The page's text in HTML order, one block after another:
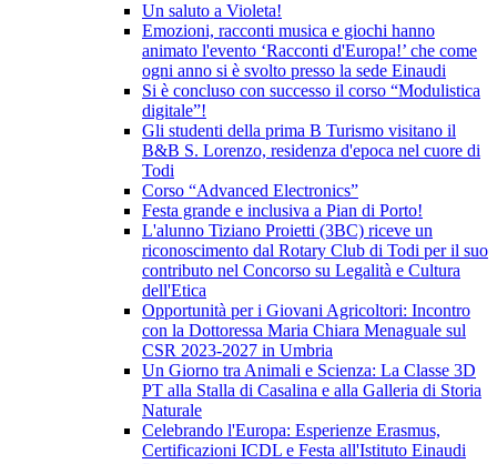
Un saluto a Violeta!
Emozioni, racconti musica e giochi hanno
animato l'evento ‘Racconti d'Europa!’ che come
ogni anno si è svolto presso la sede Einaudi
Si è concluso con successo il corso “Modulistica
digitale”!
Gli studenti della prima B Turismo visitano il
B&B S. Lorenzo, residenza d'epoca nel cuore di
Todi
Corso “Advanced Electronics”
Festa grande e inclusiva a Pian di Porto!
L'alunno Tiziano Proietti (3BC) riceve un
riconoscimento dal Rotary Club di Todi per il suo
contributo nel Concorso su Legalità e Cultura
dell'Etica
Opportunità per i Giovani Agricoltori: Incontro
con la Dottoressa Maria Chiara Menaguale sul
CSR 2023-2027 in Umbria
Un Giorno tra Animali e Scienza: La Classe 3D
PT alla Stalla di Casalina e alla Galleria di Storia
Naturale
Celebrando l'Europa: Esperienze Erasmus,
Certificazioni ICDL e Festa all'Istituto Einaudi